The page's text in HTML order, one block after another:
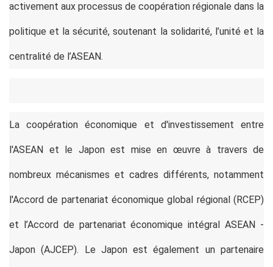
activement aux processus de coopération régionale dans la
politique et la sécurité, soutenant la solidarité, l’unité et la
centralité de l’ASEAN.
La coopération économique et d'investissement entre
l'ASEAN et le Japon est mise en œuvre à travers de
nombreux mécanismes et cadres différents, notamment
l'Accord de partenariat économique global régional (RCEP)
et l’Accord de partenariat économique intégral ASEAN -
Japon (AJCEP). Le Japon est également un partenaire